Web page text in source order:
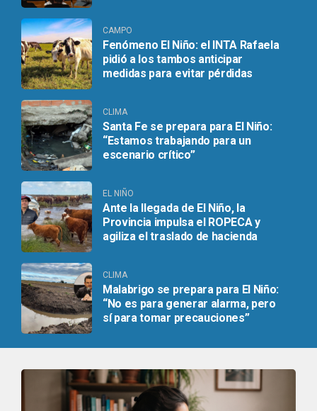
CAMPO
Fenómeno El Niño: el INTA Rafaela
pidió a los tambos anticipar
medidas para evitar pérdidas
CLIMA
Santa Fe se prepara para El Niño:
“Estamos trabajando para un
escenario crítico”
EL NIÑO
Ante la llegada de El Niño, la
Provincia impulsa el ROPECA y
agiliza el traslado de hacienda
CLIMA
Malabrigo se prepara para El Niño:
“No es para generar alarma, pero
sí para tomar precauciones”